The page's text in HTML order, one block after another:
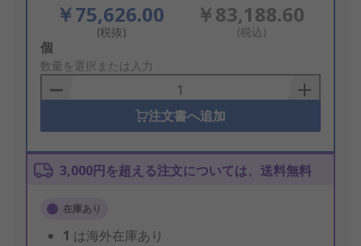
￥75,626.00
(税抜)
￥83,188.60
(税込)
Add
to
Basket
個
数量を選択または入力
注文書へ追加
3,000円を超える注文については、送料無料
在庫あり
1 は海外在庫あり